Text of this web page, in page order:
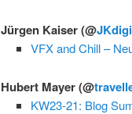
Jürgen Kaiser(@
VFX and Chill –
Hubert Mayer(@
KW23-21: Blog